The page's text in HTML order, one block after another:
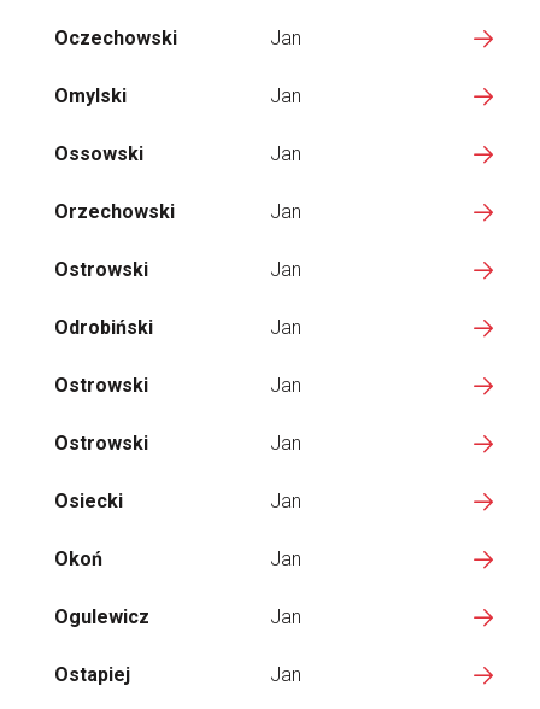
Oczechowski Jan
Omylski Jan
Ossowski Jan
Orzechowski Jan
Ostrowski Jan
Odrobiński Jan
Ostrowski Jan
Ostrowski Jan
Osiecki Jan
Okoń Jan
Ogulewicz Jan
Ostapiej Jan